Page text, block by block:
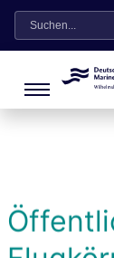
Suche